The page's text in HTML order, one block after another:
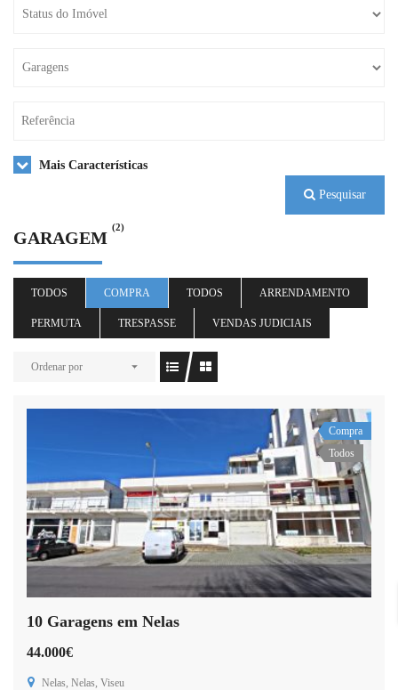
Mais Características
Pesquisar
GARAGEM
(2)
TODOS COMPRA TODOS ARRENDAMENTO
PERMUTA TRESPASSE VENDAS JUDICIAIS
Ordenar por
Compra
Todos
10 Garagens em Nelas
44.000€
Nelas, Nelas, Viseu